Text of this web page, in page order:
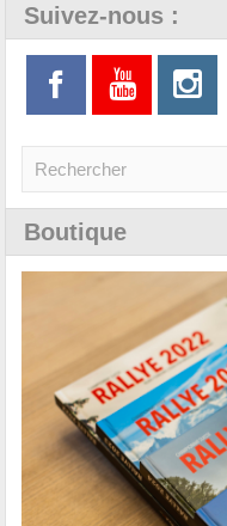
Suivez-nous :
Boutique